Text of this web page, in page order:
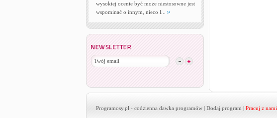
wysokiej ocenie być może niestosowne jest
wspominać o innym, nieco l...
Programosy.pl - codzienna dawka programów | Dodaj program | Pracuj z nami